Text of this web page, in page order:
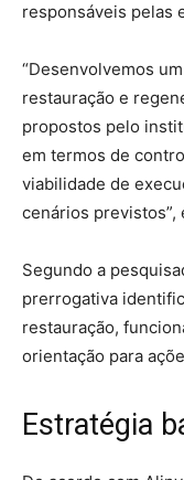
responsáveis pelas
“Desenvolvemos
restauração e
propostos pelo
em termos de
viabilidade de
cenários previstos”,
Segundo a
prerrogativa
restauração,
orientação para
Estratégia